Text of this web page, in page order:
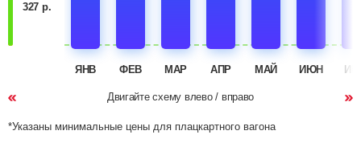
327 р.
ЯНВ ФЕВ МАР АПР МАЙ ИЮН
Двигайте схему влево / вправо
*Указаны минимальные цены для плацкартного вагона